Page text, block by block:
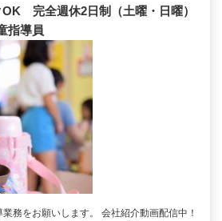
完全週休2日制（土曜・日曜）
指導員
務をお願いします。 会社紹介動画配信中！